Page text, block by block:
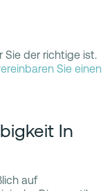
Sie der richtige ist.
Sie einen
In
auf